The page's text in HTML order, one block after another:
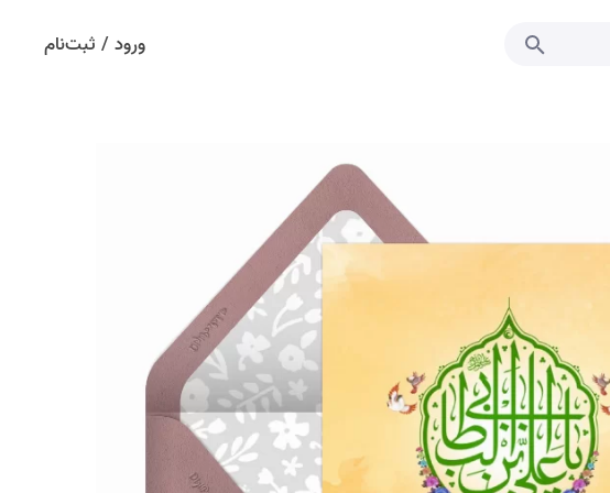
ورود / ثبت‌نام